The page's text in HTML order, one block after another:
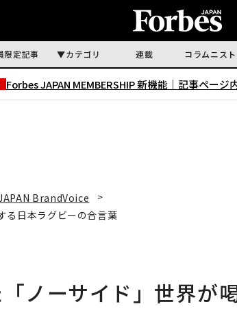
限定記事 カテゴリ 連載 コラムニスト
Forbes JAPAN MEMBERSHIP 新機能｜ 記事ページ
BrandVoice
る日本ラグビーの合言葉
ノーサイド」世界が